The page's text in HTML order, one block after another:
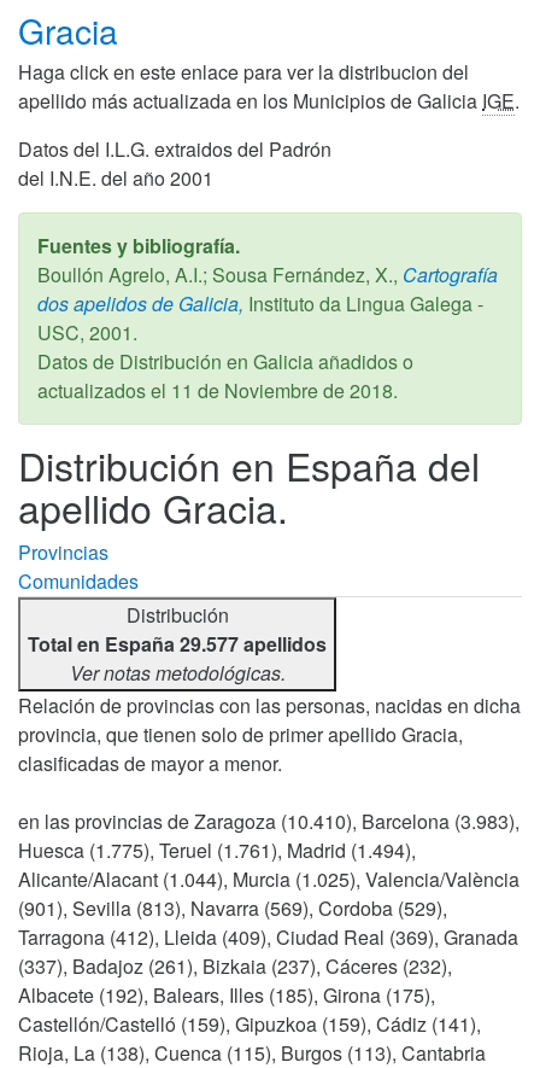
Gracia
Haga click en este enlace para ver la distribucion del
apellido más actualizada en los Municipios de Galicia IGE.
Datos del I.L.G. extraidos del Padrón
del I.N.E. del año 2001
Fuentes y bibliografía.
Boullón Agrelo, A.I.; Sousa Fernández, X., Cartografía
dos apelidos de Galicia, Instituto da Lingua Galega -
USC, 2001.
Datos de Distribución en Galicia añadidos o
actualizados el 11 de Noviembre de 2018.
Distribución en España del
apellido Gracia.
Provincias
Comunidades
Distribución
Total en España 29.577 apellidos
Ver notas metodológicas.
Relación de provincias con las personas, nacidas en dicha
provincia, que tienen solo de primer apellido Gracia,
clasificadas de mayor a menor.
en las provincias de Zaragoza (10.410), Barcelona (3.983),
Huesca (1.775), Teruel (1.761), Madrid (1.494),
Alicante/Alacant (1.044), Murcia (1.025), Valencia/València
(901), Sevilla (813), Navarra (569), Cordoba (529),
Tarragona (412), Lleida (409), Ciudad Real (369), Granada
(337), Badajoz (261), Bizkaia (237), Cáceres (232),
Albacete (192), Balears, Illes (185), Girona (175),
Castellón/Castelló (159), Gipuzkoa (159), Cádiz (141),
Rioja, La (138), Cuenca (115), Burgos (113), Cantabria